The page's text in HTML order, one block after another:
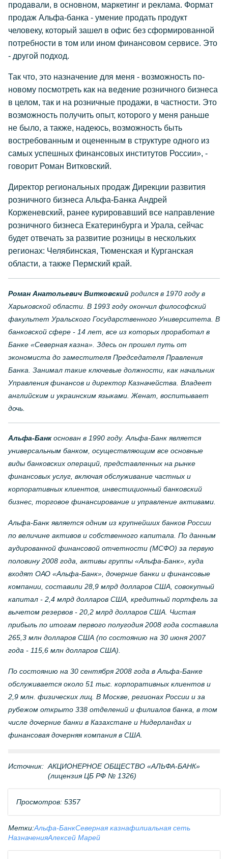
продавали, в основном, маркетинг и реклама. Формат
продаж Альфа-банка - умение продать продукт
человеку, который зашел в офис без сформированной
потребности в том или ином финансовом сервисе. Это
- другой подход.
Так что, это назначение для меня - возможность по-
новому посмотреть как на ведение розничного бизнеса
в целом, так и на розничные продажи, в частности. Это
возможность получить опыт, которого у меня раньше
не было, а также, надеюсь, возможность быть
востребованным и оцененным в структуре одного из
самых успешных финансовых институтов России», -
говорит Роман Витковский.
Директор региональных продаж Дирекции развития
розничного бизнеса Альфа-Банка Андрей
Корженевский, ранее курировавший все направление
розничного бизнеса Екатеринбурга и Урала, сейчас
будет отвечать за развитие розницы в нескольких
регионах: Челябинская, Тюменская и Курганская
области, а также Пермский край.
Роман Анатольевич Витковский родился в 1970 году в
Харьковской области. В 1993 году окончил философский
факультет Уральского Государственного Университета. В
банковской сфере - 14 лет, все из которых проработал в
Банке «Северная казна». Здесь он прошел путь от
экономиста до заместителя Председателя Правления
Банка. Занимал такие ключевые должности, как начальник
Управления финансов и директор Казначейства. Владеет
английским и украинским языками. Женат, воспитывает
дочь.
Альфа-Банкоснован в 1990 году. Альфа-Банк является
универсальным банком, осуществляющим все основные
виды банковских операций, представленных на рынке
финансовых услуг, включая обслуживание частных и
корпоративных клиентов, инвестиционный банковский
бизнес, торговое финансирование и управление активами.
Альфа-Банк является одним из крупнейших банков России
по величине активов и собственного капитала. По данным
аудированной финансовой отчетности (МСФО) за первую
половину 2008 года, активы группы «Альфа-Банк», куда
входят ОАО «Альфа-Банк», дочерние банки и финансовые
компании, составили 28,9 млрд долларов США, совокупный
капитал - 2,4 млрд долларов США, кредитный портфель за
вычетом резервов - 20,2 млрд долларов США. Чистая
прибыль по итогам первого полугодия 2008 года составила
265,3 млн долларов США (по состоянию на 30 июня 2007
года - 115,6 млн долларов США).
По состоянию на 30 сентября 2008 года в Альфа-Банке
обслуживается около 51 тыс. корпоративных клиентов и
2,9 млн. физических лиц. В Москве, регионах России и за
рубежом открыто 338 отделений и филиалов банка, в том
числе дочерние банки в Казахстане и Нидерландах и
финансовая дочерняя компания в США.
Источник: АКЦИОНЕРНОЕ ОБЩЕСТВО «АЛЬФА-БАНК»
(лицензия ЦБ РФ № 1326)
Просмотров: 5357
Метки:Альфа-БанкСеверная казнафилиальная сеть
НазначенияАлексей Марей